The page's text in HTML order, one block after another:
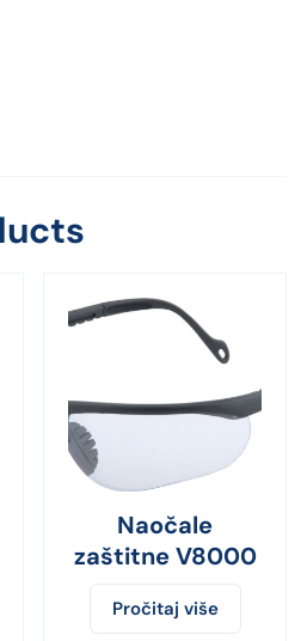
Naočale
zaštitne V8000
Pročitaj više